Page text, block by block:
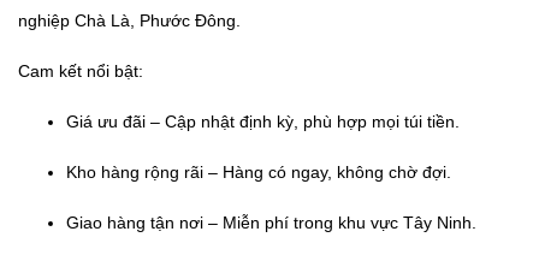
nghiệp Chà Là, Phước Đông.
Cam kết nổi bật:
Giá ưu đãi – Cập nhật định kỳ, phù hợp mọi túi tiền.
Kho hàng rộng rãi – Hàng có ngay, không chờ đợi.
Giao hàng tận nơi – Miễn phí trong khu vực Tây Ninh.